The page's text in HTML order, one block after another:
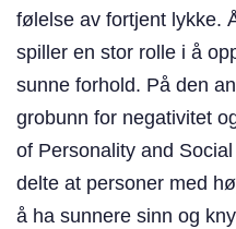
følelse av fortjent lykke.
spiller en stor rolle i å
sunne forhold. På den
grobunn for negativitet
of Personality and
delte at personer med
å ha sunnere sinn og